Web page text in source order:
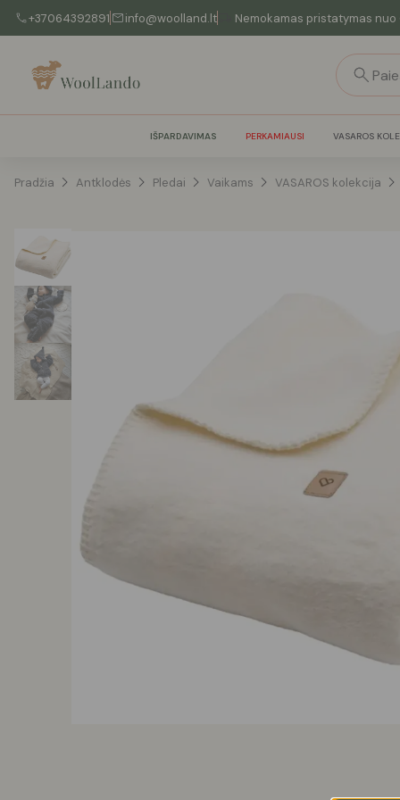
+37064392891 info@woolland.lt Nemokamas pristatymas
IŠPARDAVIMAS PERKAMIAUSI VASAROS
Pradžia Antklodės Pledai Vaikams VASAROS kolekcija